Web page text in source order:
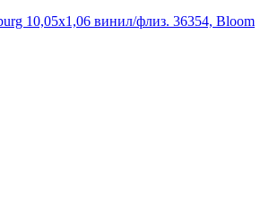
10,05x1,06 винил/флиз. 36354, Bloom